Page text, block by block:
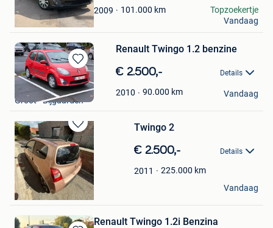
2009 101.000 km
Mario
Mons
Topzoekertje
Vandaag
Bewaren
in
Mijn
Favorieten
Renault Twingo 1.2 benzine
€ 2.500,- Details
2010 90.000 km
Ben
Groot - Bijgaarden
Vandaag
Bewaren
in
Mijn
Favorieten
Twingo 2
€ 2.500,- Details
2011 225.000 km
Driss
Mouscron
Vandaag
Renault Twingo 1.2i Benzina